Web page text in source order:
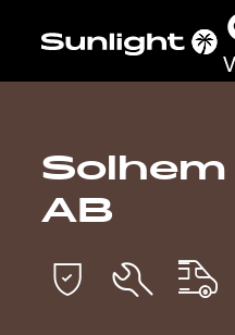
Vind jouw
AB